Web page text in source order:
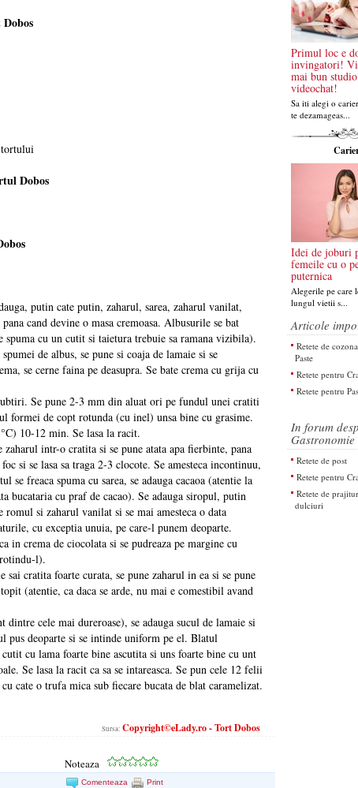
tortului
Dobos
putin cate putin, zaharul, sarea, zaharul vanilat,
cand devine o masa cremoasa. Albusurile se bat
spuma cu un cutit si taietura trebuie sa ramana vizibila).
de albus, se pune si coaja de lamaie si se
se cerne faina pe deasupra. Se bate crema cu grija cu
Se pune 2-3 mm din aluat ori pe fundul unei cratiti
formei de copt rotunda (cu inel) unsa bine cu grasime.
10-12 min. Se lasa la racit.
intr-o cratita si se pune atata apa fierbinte, pana
si se lasa sa traga 2-3 clocote. Se amesteca incontinuu,
se freaca spuma cu sarea, se adauga cacaoa (atentie la
bucataria cu praf de cacao). Se adauga siropul, putin
si zaharul vanilat si se mai amesteca o data
cu exceptia unuia, pe care-l punem deoparte.
in crema de ciocolata si se pudreaza pe margine cu
l).
sai cratita foarte curata, se pune zaharul in ea si se pune
(atentie, ca daca se arde, nu mai e comestibil avand
dintre cele mai dureroase), se adauga sucul de lamaie si
pus deoparte si se intinde uniform pe el. Blatul
cu lama foarte bine ascutita si uns foarte bine cu unt
Se lasa la racit ca sa se intareasca. Se pun cele 12 felii
cate o trufa mica sub fiecare bucata de blat caramelizat.
Sursa: Copyright©eLady.ro - Tort Dobos
Noteaza
Comenteaza Print
Primul loc e
invingatori!
mai bun
videochat!
Sa iti alegi o
te dezamageas...
Idei de joburi
femeile cu o
puternica
Alegerile pe care
lungul vietii s...
Articole
Retete de
Paste
Retete pentru
Retete pentru
In forum
Gastronomie
Retete de post
Retete pentru
Retete de
dulciuri